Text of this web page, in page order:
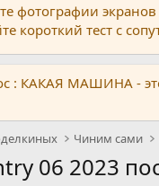
фотографии
короткий тест с
: КАКАЯ МАШИНА -
Чиним сами
06 2023